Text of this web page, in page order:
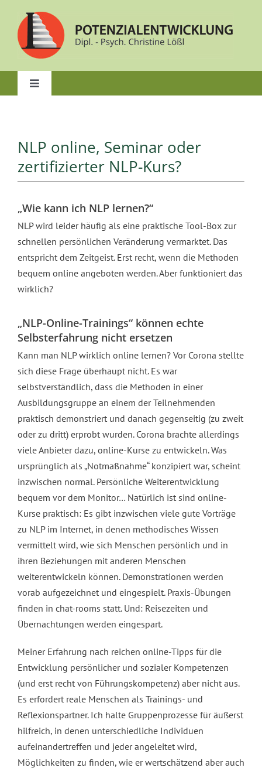
springen
Toggle
Über mich
NLP-Kurse & Coach-Ausbildungen
Personalentwicklung
NLP online, Seminar oder
zertifizierter NLP-Kurs?
„Wie kann ich NLP lernen?“
NLP wird leider häufig als eine praktische Tool-Box zur
schnellen persönlichen Veränderung vermarktet. Das
entspricht dem Zeitgeist. Erst recht, wenn die Methoden
bequem online angeboten werden. Aber funktioniert das
wirklich?
„NLP-Online-Trainings“ können echte
Selbsterfahrung nicht ersetzen
Kann man NLP wirklich online lernen? Vor Corona stellte
sich diese Frage überhaupt nicht. Es war
selbstverständlich, dass die Methoden in einer
Ausbildungsgruppe an einem der Teilnehmenden
praktisch demonstriert und danach gegenseitig (zu zweit
oder zu dritt) erprobt wurden. Corona brachte allerdings
viele Anbieter dazu, online-Kurse zu entwickeln. Was
ursprünglich als „Notmaßnahme“ konzipiert war, scheint
inzwischen normal. Persönliche Weiterentwicklung
bequem vor dem Monitor… Natürlich ist sind online-
Kurse praktisch: Es gibt inzwischen viele gute Vorträge
zu NLP im Internet, in denen methodisches Wissen
vermittelt wird, wie sich Menschen persönlich und in
ihren Beziehungen mit anderen Menschen
weiterentwickeln können. Demonstrationen werden
vorab aufgezeichnet und eingespielt. Praxis-Übungen
finden in chat-rooms statt. Und: Reisezeiten und
Übernachtungen werden eingespart.
Meiner Erfahrung nach reichen online-Tipps für die
Entwicklung persönlicher und sozialer Kompetenzen
(und erst recht von Führungskompetenz) aber nicht aus.
Es erfordert reale Menschen als Trainings- und
Reflexionspartner. Ich halte Gruppenprozesse für äußerst
hilfreich, in denen unterschiedliche Individuen
aufeinandertreffen und jeder angeleitet wird,
Möglichkeiten zu finden, wie er wertschätzend aber auch